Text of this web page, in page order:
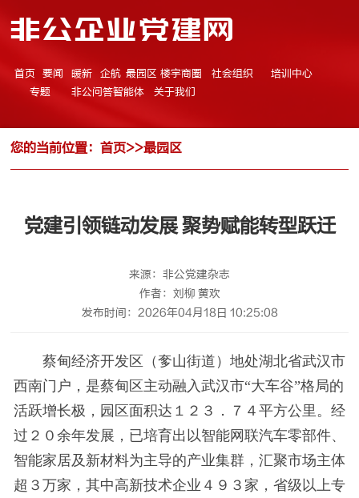
非公企业党建网
首页 要闻 暖新 企航 最园区 楼宇商圈 社会组织
培训中心
专题
非公问答智能体 关于我们
您的当前位置： 首页>>最园区
党建引领链动发展 聚势赋能转型跃迁
来源：非公党建杂志
作者：刘柳 黄欢
发布时间：2026年04月18日 10:25:08
蔡甸经济开发区（奓山街道）地处湖北省武汉市
西南门户，是蔡甸区主动融入武汉市“大车谷”格局的
活跃增长极，园区面积达１２３．７４平方公里。经
过２０余年发展，已培育出以智能网联汽车零部件、
智能家居及新材料为主导的产业集群，汇聚市场主体
超３万家，其中高新技术企业４９３家，省级以上专